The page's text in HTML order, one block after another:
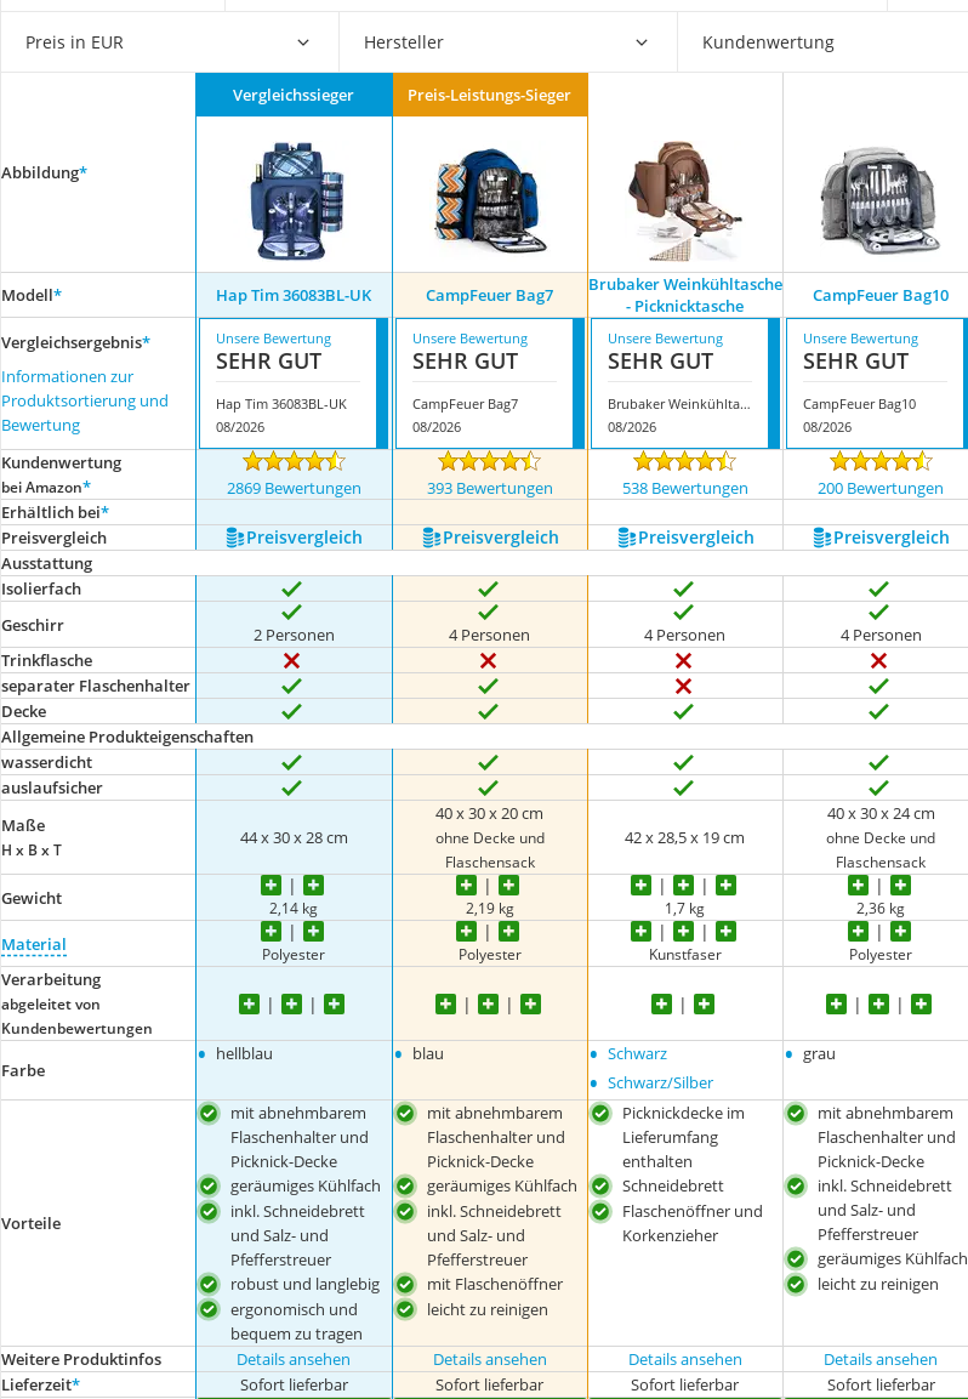
Wanderschuhe Herren
Sicherheitsweste Reiten
Preis in EUR Hersteller Kundenwertung
Abbildung*
Vergleichssieger Preis-Leistungs-Sieger
Modell* Hap Tim ‎36083BL-UK CampFeuer Bag7
Brubaker Weinkühltasche
- Picknicktasche
CampFeuer Bag10
Vergleichsergebnis*
Informationen zur
Produktsortierung und
Bewertung
Unsere Bewertung
SEHR GUT
Hap Tim ‎36083BL-UK
08/2026
Unsere Bewertung
SEHR GUT
CampFeuer Bag7
08/2026
Unsere Bewertung
SEHR GUT
Brubaker Weinkühltasche - Picknicktasche
08/2026
Unsere Bewertung
SEHR GUT
CampFeuer Bag10
08/2026
Kundenwertung
bei Amazon* 2869 Bewertungen 393 Bewertungen 538 Bewertungen 200 Bewertungen
Erhältlich bei*
Preis­vergleich
Preis­vergleich Preis­vergleich Preis­vergleich Preis­vergleich
Ausstattung
Isolierfach
Geschirr
2 Personen 4 Personen 4 Personen 4 Personen
Trinkflasche
separater Flaschenhalter
Decke
Allgemeine Produkteigenschaften
wasserdicht
auslaufsicher
Maße
H x B x T
44 x 30 x 28 cm
40 x 30 x 20 cm
ohne Decke und
Flaschensack
42 x 28,5 x 19 cm
40 x 30 x 24 cm
ohne Decke und
Flaschensack
Gewicht 2,14 kg 2,19 kg 1,7 kg 2,36 kg
Material Polyester Polyester Kunstfaser Polyester
Verarbeitung
abgeleitet von
Kundenbewertungen
Farbe • hellblau • blau • Schwarz
• Schwarz/Silber
• grau
Vorteile
mit abnehmbarem
Flaschenhalter und
Picknick-Decke
geräumiges Kühlfach
inkl. Schneidebrett
und Salz- und
Pfefferstreuer
robust und langlebig
ergonomisch und
bequem zu tragen
mit abnehmbarem
Flaschenhalter und
Picknick-Decke
geräumiges Kühlfach
inkl. Schneidebrett
und Salz- und
Pfefferstreuer
mit Flaschenöffner
leicht zu reinigen
Picknickdecke im
Lieferumfang
enthalten
Schneidebrett
Flaschenöffner und
Korkenzieher
mit abnehmbarem
Flaschenhalter und
Picknick-Decke
inkl. Schneidebrett
und Salz- und
Pfefferstreuer
geräumiges Kühlfach
leicht zu reinigen
Weitere Produktinfos Details ansehen Details ansehen Details ansehen Details ansehen
Lieferzeit* Sofort lieferbar Sofort lieferbar Sofort lieferbar Sofort lieferbar